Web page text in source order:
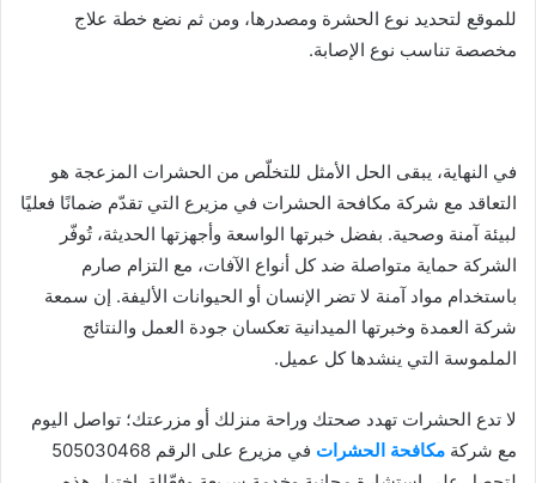
للموقع لتحديد نوع الحشرة ومصدرها، ومن ثم نضع خطة علاج
مخصصة تناسب نوع الإصابة.
في النهاية، يبقى الحل الأمثل للتخلّص من الحشرات المزعجة هو
التعاقد مع شركة مكافحة الحشرات في مزيرع التي تقدّم ضمانًا فعليًا
لبيئة آمنة وصحية. بفضل خبرتها الواسعة وأجهزتها الحديثة، تُوفّر
الشركة حماية متواصلة ضد كل أنواع الآفات، مع التزام صارم
باستخدام مواد آمنة لا تضر الإنسان أو الحيوانات الأليفة. إن سمعة
شركة العمدة وخبرتها الميدانية تعكسان جودة العمل والنتائج
الملموسة التي ينشدها كل عميل.
لا تدع الحشرات تهدد صحتك وراحة منزلك أو مزرعتك؛ تواصل اليوم
مع شركة مكافحة الحشرات
في مزيرع على الرقم 505030468